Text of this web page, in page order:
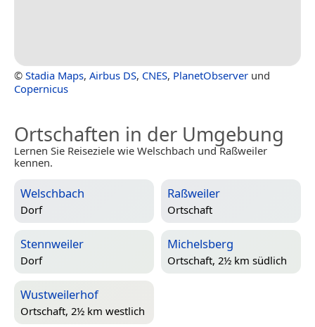
© Stadia Maps, Airbus DS, CNES, PlanetObserver und
Copernicus
Ortschaften in der Umgebung
Lernen Sie Reiseziele wie Welschbach und Raßweiler
kennen.
Welschbach
Dorf
Raßweiler
Ortschaft
Stennweiler
Dorf
Michelsberg
Ortschaft, 2½ km südlich
Wustweilerhof
Ortschaft, 2½ km westlich